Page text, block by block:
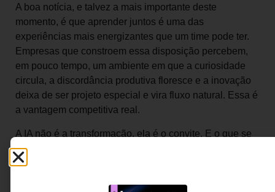
A boa notícia, e talvez a mais importante deste
momento, é que aprender juntos é uma das
experiências mais energizantes que um time pode ter.
Empresas que constroem essa disposição percebem,
em pouco tempo, um ambiente em que a curiosidade
circula, a discordância produtiva floresce e a inovação
deixa de ser projeto especial e vira fluxo natural. Essa é
a vantagem competitiva real.
A IA não é a transformação, ela é o convite. E o que se
constrói, em cada empresa, a partir desse convite,
depende menos da tecnologia escolhida e mais da